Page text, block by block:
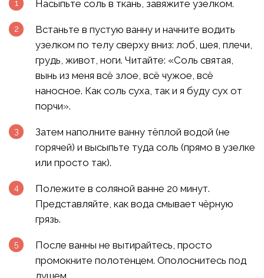
Насыпьте соль в ткань, завяжите узелком.
Встаньте в пустую ванну и начните водить
узелком по телу сверху вниз: лоб, шея, плечи,
грудь, живот, ноги. Читайте: «Соль святая,
вынь из меня всё злое, всё чужое, всё
наносное. Как соль суха, так и я буду сух от
порчи».
Затем наполните ванну тёплой водой (не
горячей) и высыпьте туда соль (прямо в узелке
или просто так).
Полежите в соляной ванне 20 минут.
Представляйте, как вода смывает чёрную
грязь.
После ванны не вытирайтесь, просто
промокните полотенцем. Ополоснитесь под